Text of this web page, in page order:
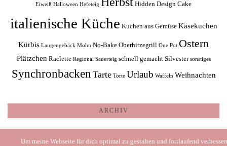
Eiweiß Halloween Hefeteig Hidden Design Cake
italienische Küche Kuchen aus Gemüse Käsekuchen
Kürbis Laugengebäck Mohn No-Bake Oberhitzegrill One Pot Ostern
Plätzchen Raclette Regional Sauerteig schnell gemacht Silvester sonstiges
Synchronbacken Tarte Torte Urlaub Waffeln Weihnachten
ARCHIV
Archiv
Um meine Webseite für dich optimal zu gestalten und fortlaufend